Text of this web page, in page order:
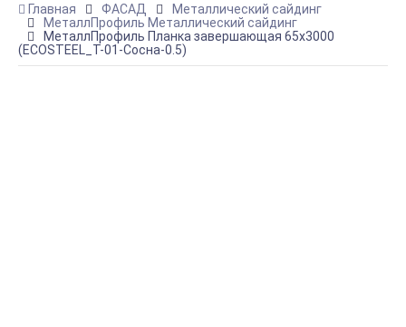
Главная ФАСАД
Металлический сайдинг
МеталлПрофиль Металлический сайдинг
МеталлПрофиль Планка завершающая 65х3000
(ECOSTEEL_T-01-Сосна-0.5)